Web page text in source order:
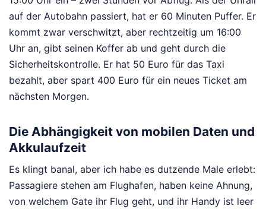
auf der Autobahn passiert, hat er 60 Minuten Puffer. Er
kommt zwar verschwitzt, aber rechtzeitig um 16:00
Uhr an, gibt seinen Koffer ab und geht durch die
Sicherheitskontrolle. Er hat 50 Euro für das Taxi
bezahlt, aber spart 400 Euro für ein neues Ticket am
nächsten Morgen.
Die Abhängigkeit von mobilen Daten und
Akkulaufzeit
Es klingt banal, aber ich habe es dutzende Male erlebt:
Passagiere stehen am Flughafen, haben keine Ahnung,
von welchem Gate ihr Flug geht, und ihr Handy ist leer